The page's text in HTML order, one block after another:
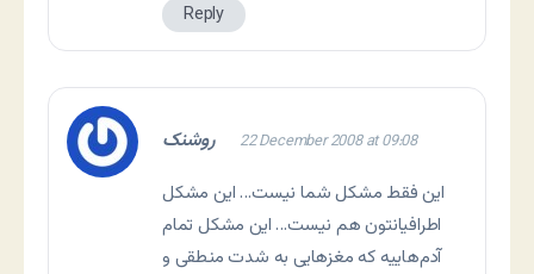
Reply
روشنک 22 December 2008 at 09:08
این فقط مشکل شما نیست… این مشکل
اطرافیانتون هم نیست… این مشکل تمام
آدم‌هاییه که مغزهایی به شدت منطقی و